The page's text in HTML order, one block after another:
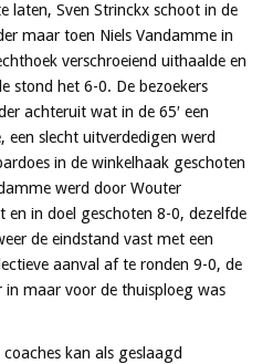
laten, Sven Strinckx schoot in de
maar toen Niels Vandamme in
verschroeiend uithaalde en
stond het 6-0. De bezoekers
achteruit wat in de 65′ een
een slecht uitverdedigen werd
in de winkelhaak geschoten
werd door Wouter
en in doel geschoten 8-0, dezelfde
de eindstand vast met een
aanval af te ronden 9-0, de
in maar voor de thuisploeg was
kan als geslaagd